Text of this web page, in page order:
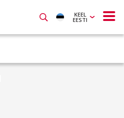
KEEL
EESTI